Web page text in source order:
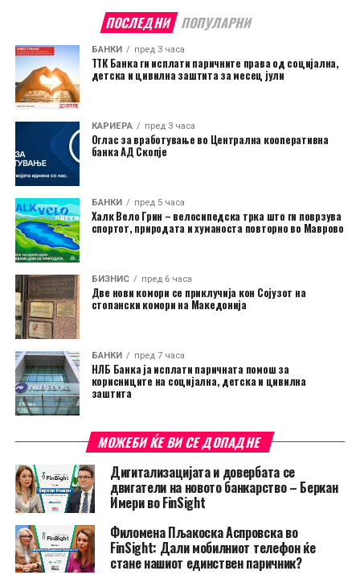
ПОСЛЕДНИ ПОПУЛАРНИ
БАНКИ пред 3 часа
ТТК Банка ги исплати паричните права од социјална,
детска и цивилна заштита за месец јули
КАРИЕРА пред 3 часа
Оглас за вработување во Централна кооперативна
банка АД Скопје
БАНКИ пред 5 часа
Халк Вело Грин – велосипедска трка што ги поврзува
спортот, природата и хуманоста повторно во Маврово
БИЗНИС пред 6 часа
Две нови комори се приклучија кон Сојузот на
стопански комори на Македонија
БАНКИ пред 7 часа
НЛБ Банка ја исплати паричната помош за
корисниците на социјална, детска и цивилна
заштита
МОЖЕБИ ЌЕ ВИ СЕ ДОПАДНЕ
Дигитализацијата и довербата се
двигатели на новото банкарство – Беркан
Имери во FinSight
Филомена Пљакоска Аспровска во
FinSight: Дали мобилниот телефон ќе
стане нашиот единствен паричник?